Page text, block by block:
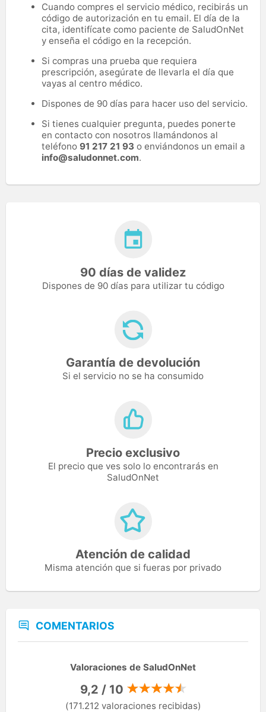
Cuando compres el servicio médico, recibirás un
código de autorización en tu email. El día de la
cita, identifícate como paciente de SaludOnNet
y enseña el código en la recepción.
Si compras una prueba que requiera
prescripción, asegúrate de llevarla el día que
vayas al centro médico.
Dispones de 90 días para hacer uso del servicio.
Si tienes cualquier pregunta, puedes ponerte
en contacto con nosotros llamándonos al
teléfono 91 217 21 93 o enviándonos un email a
info@saludonnet.com.
90 días de validez
Dispones de 90 días para utilizar tu código
Garantía de devolución
Si el servicio no se ha consumido
Precio exclusivo
El precio que ves solo lo encontrarás en
SaludOnNet
Atención de calidad
Misma atención que si fueras por privado
COMENTARIOS
Valoraciones de SaludOnNet
9,2 / 10
(171.212 valoraciones recibidas)